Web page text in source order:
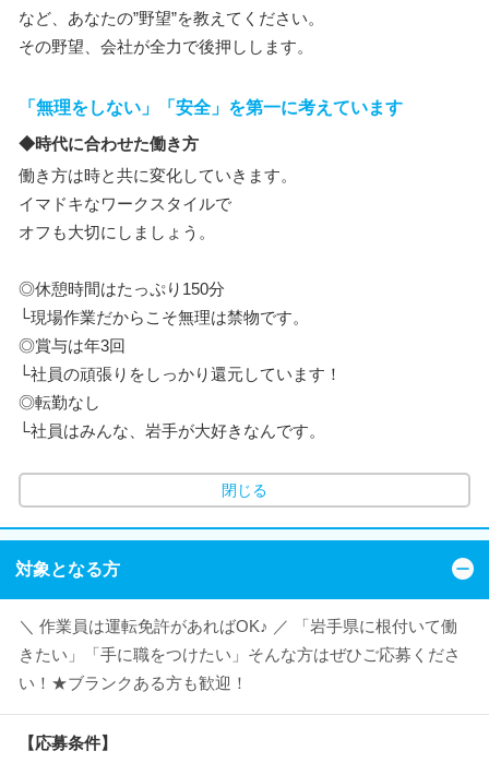
など、あなたの”野望”を教えてください。
その野望、会社が全力で後押しします。
「無理をしない」「安全」を第一に考えています
◆時代に合わせた働き方
働き方は時と共に変化していきます。
イマドキなワークスタイルで
オフも大切にしましょう。
◎休憩時間はたっぷり150分
└現場作業だからこそ無理は禁物です。
◎賞与は年3回
└社員の頑張りをしっかり還元しています！
◎転勤なし
└社員はみんな、岩手が大好きなんです。
閉じる
対象となる方
＼ 作業員は運転免許があればOK♪ ／ 「岩手県に根付いて働
きたい」「手に職をつけたい」そんな方はぜひご応募くださ
い！★ブランクある方も歓迎！
【応募条件】